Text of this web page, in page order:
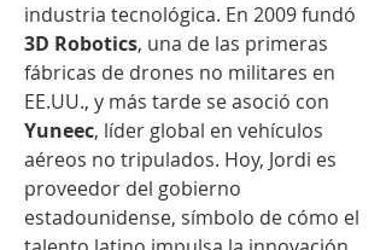
3D Robotics, una de las primeras
fábricas de drones no militares en
Yuneec, líder global en vehículos
aéreos no tripulados. Hoy, Jordi es
proveedor del gobierno
estadounidense, símbolo de cómo el